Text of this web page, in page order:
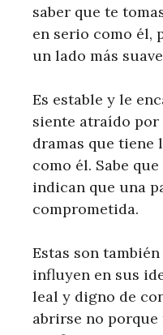
saber que te
en serio como él,
un lado más
Es estable y le
siente atraído por
dramas que tiene
como él. Sabe
indican que una
comprometida.
Estas son
influyen en sus
leal y digno de
abrirse no porque